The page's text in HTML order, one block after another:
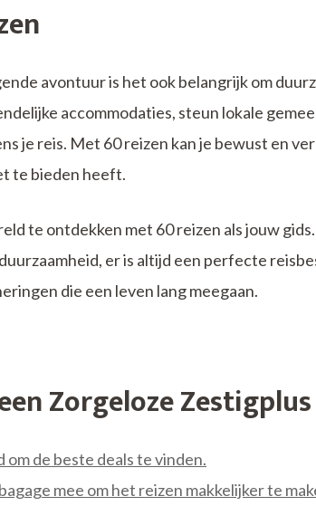
avontuur is het ook belangrijk om
accommodaties, steun lokale
je reis. Met 60 reizen kan je bewust en
te bieden heeft.
te ontdekken met 60 reizen als jouw
er is altijd een perfecte
die een leven lang meegaan.
Zorgeloze
om de beste deals te vinden.
mee om het reizen makkelijker te